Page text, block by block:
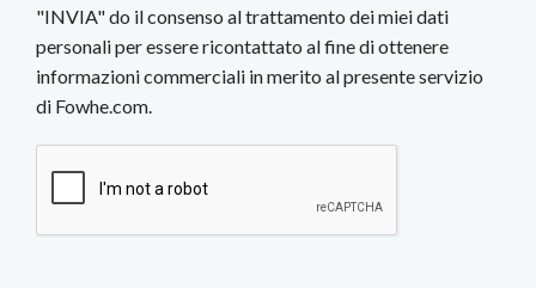
"INVIA" do il consenso al trattamento dei miei dati
personali per essere ricontattato al fine di ottenere
informazioni commerciali in merito al presente servizio
di Fowhe.com.